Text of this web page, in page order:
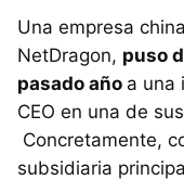
Una empresa
NetDragon, puso
pasado año a una
CEO en una de
Concretamente,
subsidiaria